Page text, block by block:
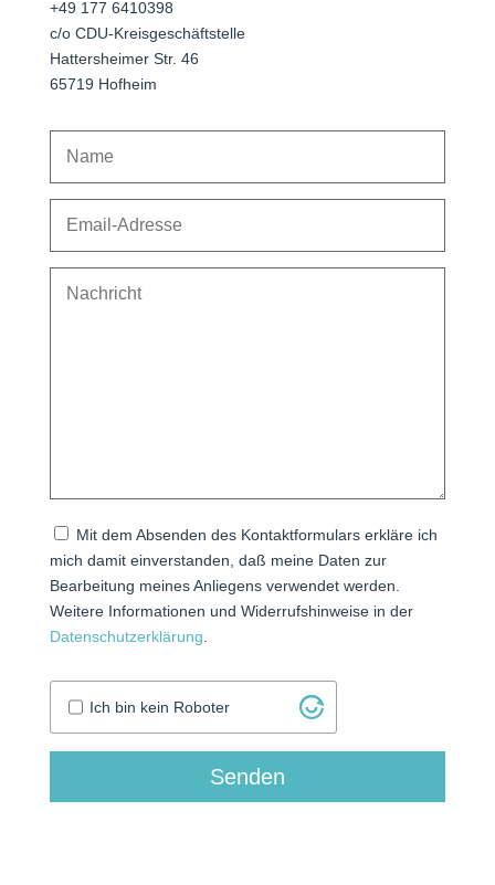
+49 177 6410398
c/o CDU-Kreisgeschäftstelle
Hattersheimer Str. 46
65719 Hofheim
Mit dem Absenden des Kontaktformulars erkläre ich
mich damit einverstanden, daß meine Daten zur
Bearbeitung meines Anliegens verwendet werden.
Weitere Informationen und Widerrufshinweise in der
Datenschutzerklärung
Ich bin kein Roboter